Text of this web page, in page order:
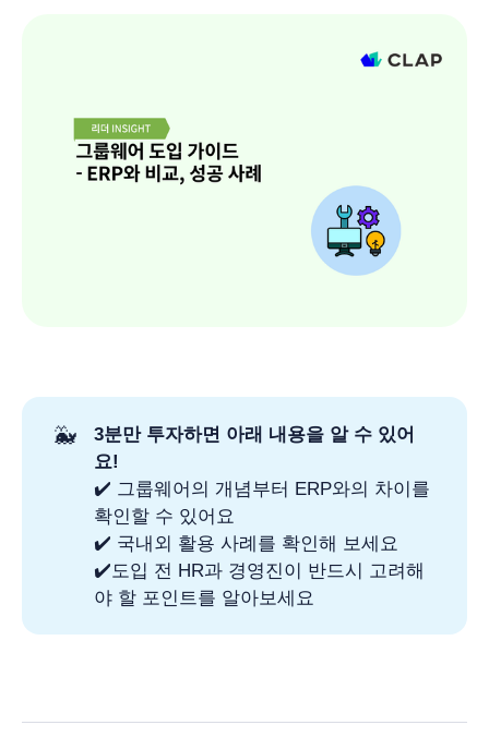
🐳
3분만 투자하면 아래 내용을 알 수 있어
요!
✔️ 그룹웨어의 개념부터 ERP와의 차이를
확인할 수 있어요
✔️ 국내외 활용 사례를 확인해 보세요
✔️도입 전 HR과 경영진이 반드시 고려해
야 할 포인트를 알아보세요